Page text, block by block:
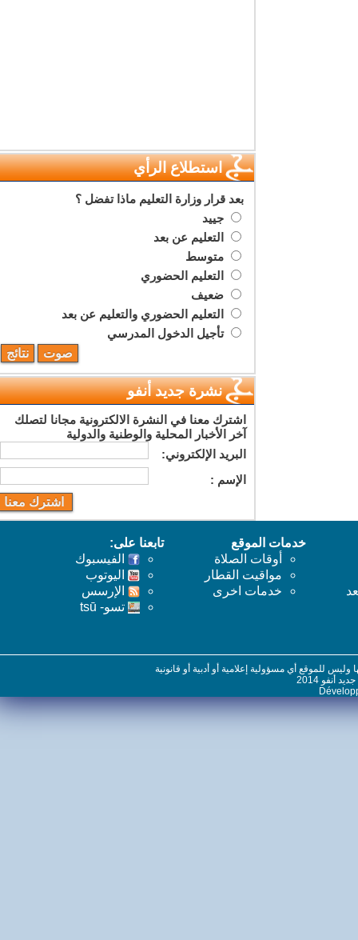
استطلاع الرأي
بعد قرار وزارة التعليم ماذا تفضل ؟
جييد
التعليم عن بعد
متوسط
التعليم الحضوري
ضعيف
التعليم الحضوري والتعليم عن بعد
تأجيل الدخول المدرسي
نشرة جديد أنفو
اشترك معنا في النشرة الالكترونية مجانا لتصلك
آخر الأخبار المحلية والوطنية والدولية
البريد اﻹلكتروني:
اﻹسم :
خدمات الموقع
أوقات الصلاة
مواقيت القطار
خدمات اخرى
تابعنا على:
الفيسبوك
اليوتوب
اﻹرسس
تسو- tsū
للموقع أي مسؤولية إعلامية أو أدبية أو قانونية
2014